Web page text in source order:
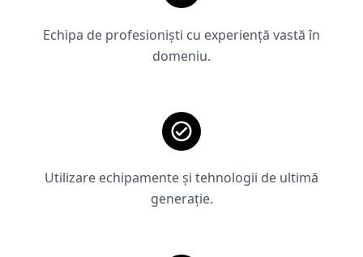
Echipa de profesioniști cu experiență vastă în
domeniu.
Utilizare echipamente și tehnologii de ultimă
generație.